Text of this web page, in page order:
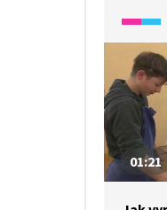
na
na
v
že
01:21